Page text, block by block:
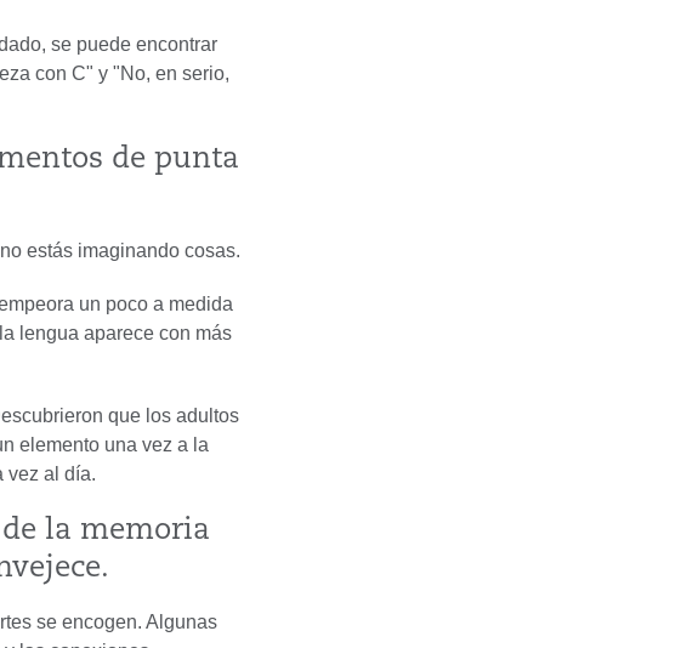
se puede encontrar
con C" y "No, en serio,
de punta
estás imaginando cosas.
un poco a medida
lengua aparece con más
que los adultos
elemento una vez a la
vez al día.
la memoria
se encogen. Algunas